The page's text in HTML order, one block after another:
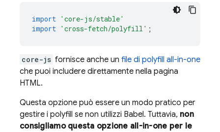
import 'core-js/stable'
import 'cross-fetch/polyfill' ;
core-js fornisce anche un file di polyfill all-in-one
che puoi includere direttamente nella pagina
HTML.
Questa opzione può essere un modo pratico per
gestire i polyfill se non utilizzi Babel. Tuttavia, non
consigliamo questa opzione all-in-one per le